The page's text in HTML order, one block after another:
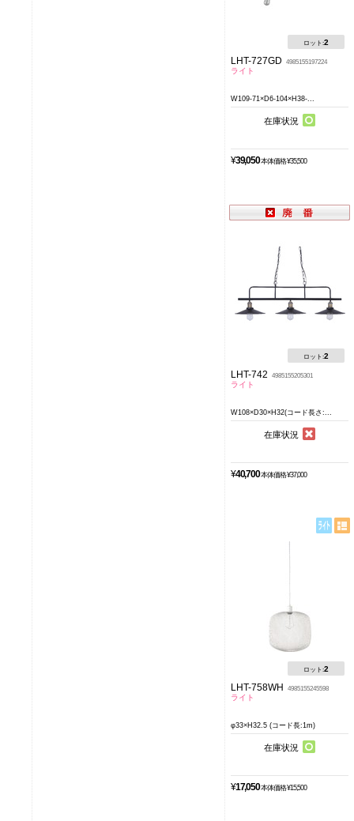
ロット:2
LHT-727GD 4985155197224
ライト
W109-71×D6-104×H38-...
在庫状況
¥39,050 本体価格 ¥35,500
ロット:2
LHT-742 4985155205301
ライト
W108×D30×H32(コード長さ:...
在庫状況
¥40,700 本体価格 ¥37,000
ロット:2
LHT-758WH 4985155245598
ライト
φ33×H32.5 (コード長:1m)
在庫状況
¥17,050 本体価格 ¥15,500